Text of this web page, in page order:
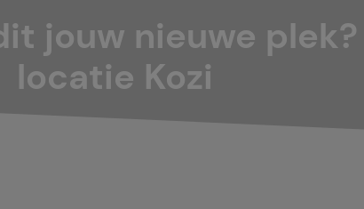
jouw nieuwe plek?
locatie Kozi